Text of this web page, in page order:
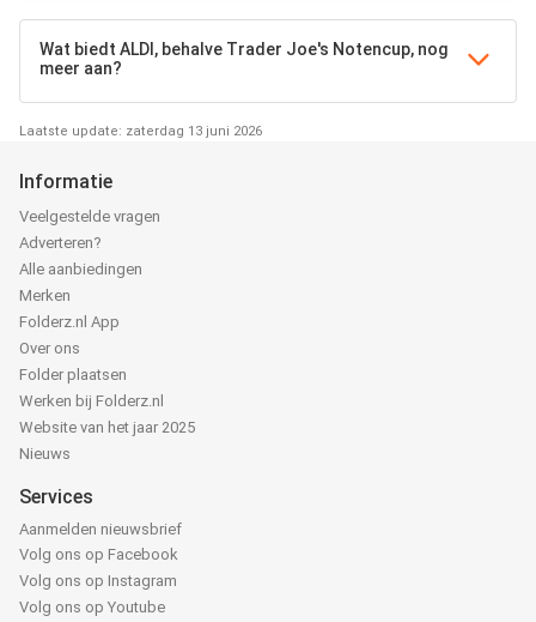
Wat biedt ALDI, behalve Trader Joe's Notencup, nog
meer aan?
Laatste update: zaterdag 13 juni 2026
Informatie
Veelgestelde vragen
Adverteren?
Alle aanbiedingen
Merken
Folderz.nl App
Over ons
Folder plaatsen
Werken bij Folderz.nl
Website van het jaar 2025
Nieuws
Services
Aanmelden nieuwsbrief
Volg ons op Facebook
Volg ons op Instagram
Volg ons op Youtube